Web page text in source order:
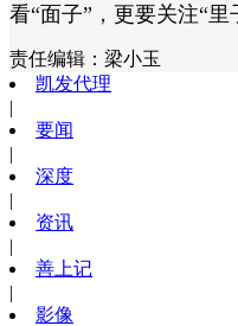
看“面子”，更要关注“里
责任编辑： 梁小玉
凯发代理
|
要闻
|
深度
|
资讯
|
善上记
|
影像